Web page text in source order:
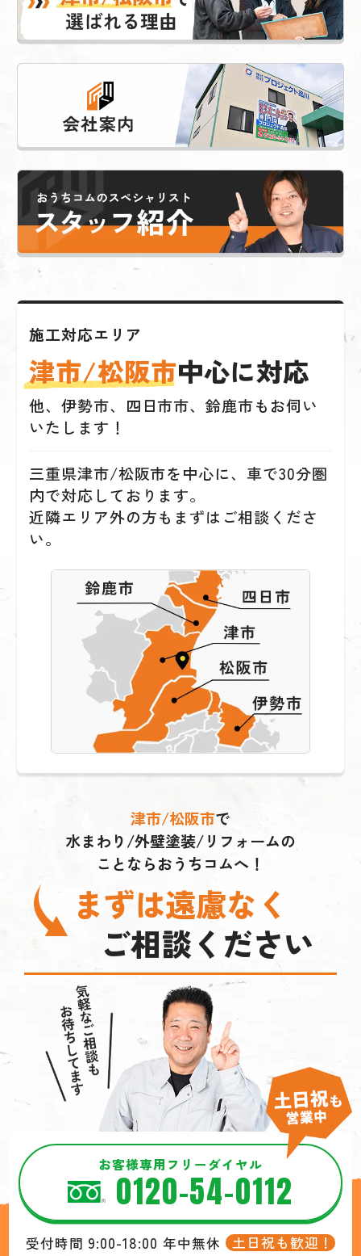
施工対応エリア
津市/松阪市中心に対応
他、伊勢市、四日市市、鈴鹿市もお伺い
いたします！
三重県津市/松阪市を中心に、車で30分圏
内で対応しております。
近隣エリア外の方もまずはご相談くださ
い。
津市/松阪市で
水まわり/外壁塗装/リフォームの
ことならおうちコムへ！
まずは遠慮なく
ご相談ください
お客様専用フリーダイヤル
0120-54-0112
受付時間 9:00-18:00 年中無休 土日祝も歓迎！